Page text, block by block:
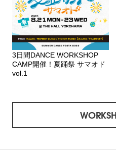
3日間DANCE WORKSHOP
CAMP開催！夏踊祭 サマオド
vol.1